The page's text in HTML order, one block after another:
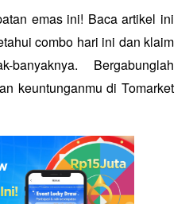
emas ini! Baca artikel ini
combo hari ini dan klaim
banyaknya. Bergabunglah
keuntunganmu di Tomarket